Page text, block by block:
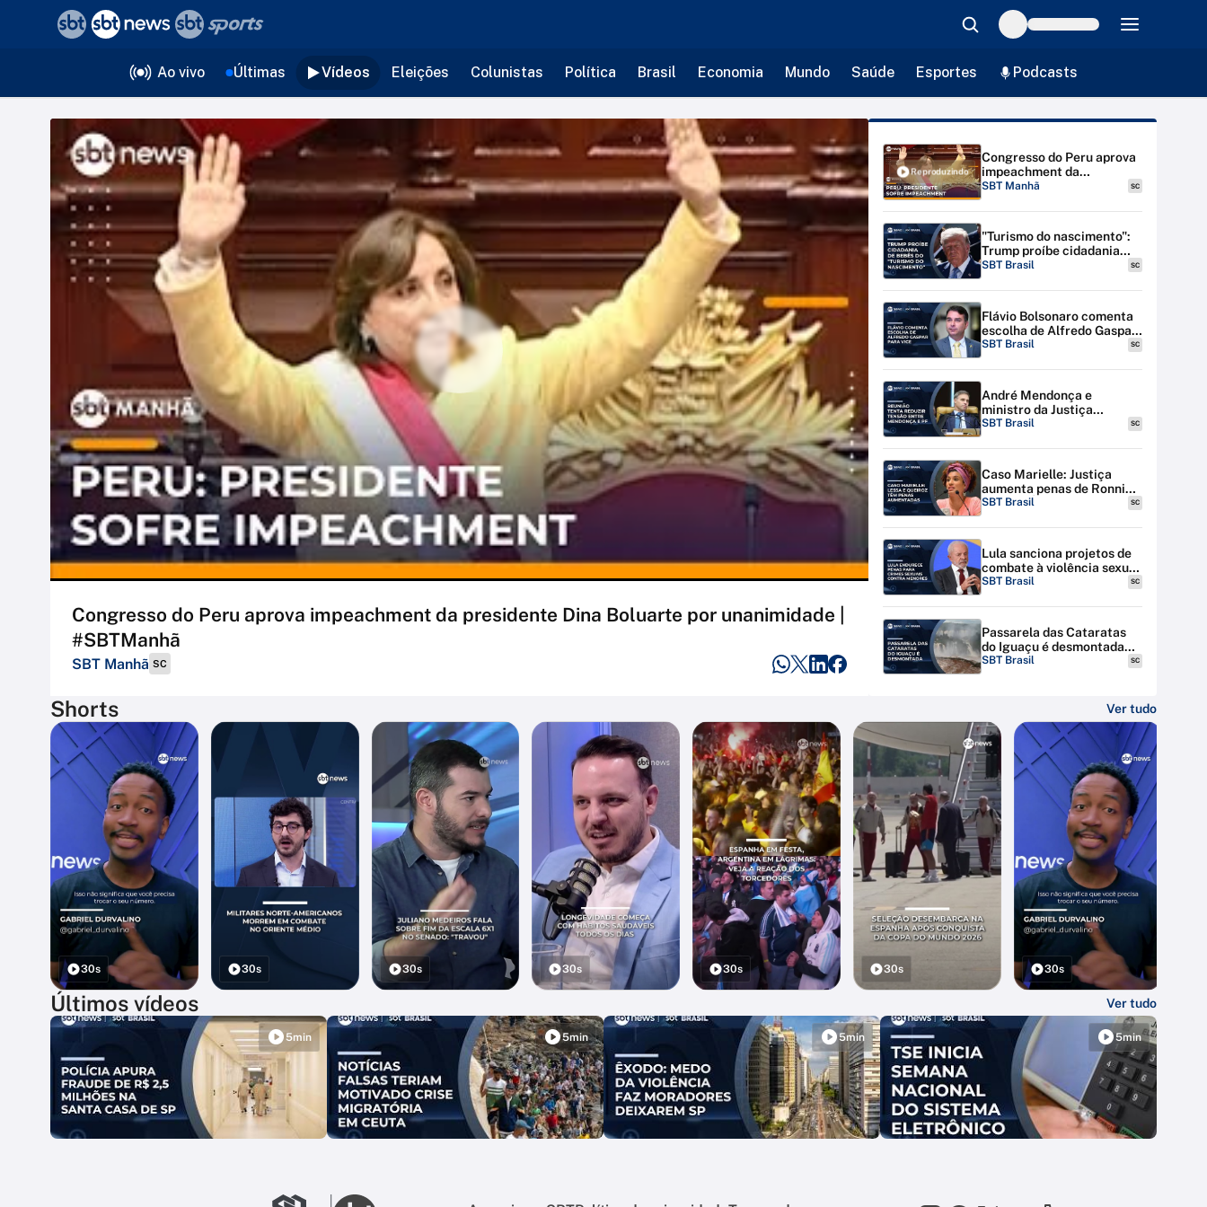
Ao vivo Últimas Vídeos Eleições Colunistas Política Brasil Economia Mundo Saúde Esportes Podcasts
Congresso do Peru aprova impeachment da presidente Dina Boluarte por unanimidade |
#SBTManhã
SBT Manhã SC
Reproduzindo
Congresso do Peru aprova
impeachment da
presidente Dina Boluarte
#SBTManhã
SBT Manhã SC
"Turismo do nascimento":
Trump proíbe cidadania
para bebês de estrangeiras
SBT Brasil SC
Flávio Bolsonaro comenta
escolha de Alfredo Gaspar
para vice-presidente
SBT Brasil SC
André Mendonça e
ministro da Justiça
discutem tensão entre STF
SBT Brasil SC
Caso Marielle: Justiça
aumenta penas de Ronnie
Lessa e Élcio Queiroz
SBT Brasil SC
Lula sanciona projetos de
combate à violência sexual
contra menores na
SBT Brasil SC
Passarela das Cataratas
do Iguaçu é desmontada
por riscos de inundação
SBT Brasil SC
Shorts Ver tudo
30s 30s 30s 30s 30s 30s 30s
Últimos vídeos Ver tudo
5min 5min 5min 5min
voltar
Editorias